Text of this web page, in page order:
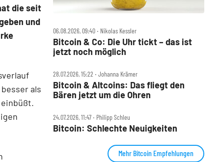
die seit
und
als
06.08.2026, 09:40 ‧ Nikolas Kessler
Bitcoin & Co: Die Uhr tickt – das ist
jetzt noch möglich
28.07.2026, 15:22 ‧ Johanna Krämer
Bitcoin & Altcoins: Das fliegt den
Bären jetzt um die Ohren
24.07.2026, 11:47 ‧ Philipp Schleu
Bitcoin: Schlechte Neuigkeiten
Mehr Bitcoin Empfehlungen